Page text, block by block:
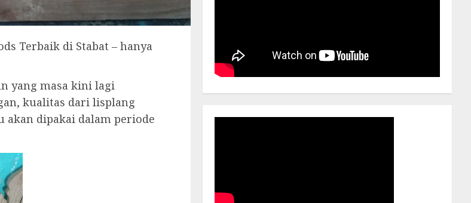
Terbaik di Stabat – hanya
yang masa kini lagi
kualitas dari lisplang
dipakai dalam periode